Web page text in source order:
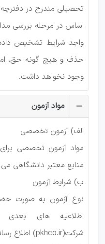
تحصیلی مندرج در
اساس در مرحله بررسی
واجد شرایط تشخیص
حذف و هیچ گونه حق،
وجود نخواهد داشت.
مواد آزمون
الف) آزمون تخصصی
مواد آزمون تخصصی
منابع معتبر دانشگاهی
ب) شرایط آزمون
نوع آزمون به صورت
اطلاعیه های
شرکت(pkhco.ir) اطلاع رسانی خواهد گردید.